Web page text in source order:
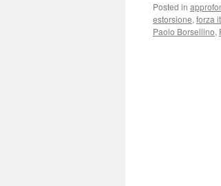
Posted in
estorsione, forza
Paolo Borsellino,